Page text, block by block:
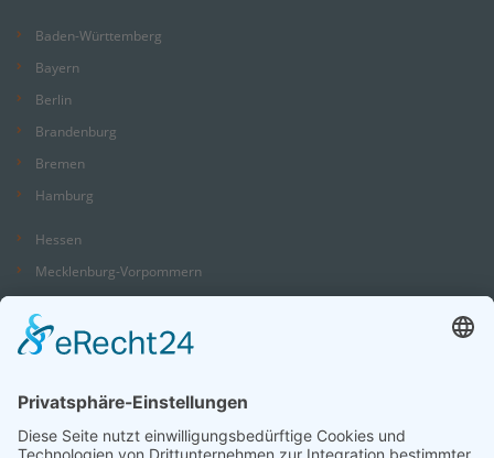
Baden-Württemberg
Bayern
Berlin
Brandenburg
Bremen
Hamburg
Hessen
Mecklenburg-Vorpommern
Niedersachsen
Nordrhein-Westfalen
Saarland
Sachsen